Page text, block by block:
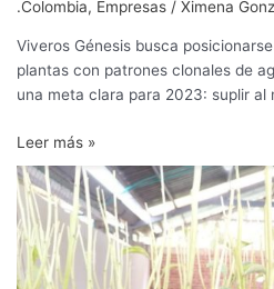
.Colombia, Empresas / Ximena
Viveros Génesis busca
plantas con patrones clonales de
una meta clara para 2023: suplir
Leer más »
“El
futuro
del
aguacate
colombiano